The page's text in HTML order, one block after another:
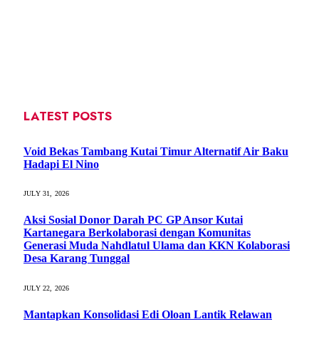
LATEST POSTS
Void Bekas Tambang Kutai Timur Alternatif Air Baku
Hadapi El Nino
JULY 31, 2026
Aksi Sosial Donor Darah PC GP Ansor Kutai
Kartanegara Berkolaborasi dengan Komunitas
Generasi Muda Nahdlatul Ulama dan KKN Kolaborasi
Desa Karang Tunggal
JULY 22, 2026
Mantapkan Konsolidasi Edi Oloan Lantik Relawan